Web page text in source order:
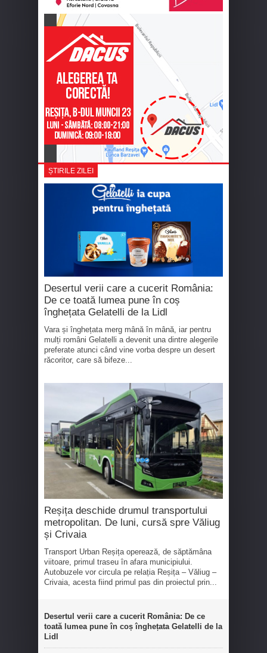
ȘTIRILE ZILEI
Desertul verii care a cucerit România:
De ce toată lumea pune în coș
înghețata Gelatelli de la Lidl
Vara și înghețata merg mână în mână, iar pentru
mulți români Gelatelli a devenit una dintre alegerile
preferate atunci când vine vorba despre un desert
răcoritor, care să bifeze...
Reșița deschide drumul transportului
metropolitan. De luni, cursă spre Văliug
și Crivaia
Transport Urban Reșița operează, de săptămâna
viitoare, primul traseu în afara municipiului.
Autobuzele vor circula pe relația Reșița – Văliug –
Crivaia, acesta fiind primul pas din proiectul prin...
Desertul verii care a cucerit România: De ce
toată lumea pune în coș înghețata Gelatelli de la
Lidl